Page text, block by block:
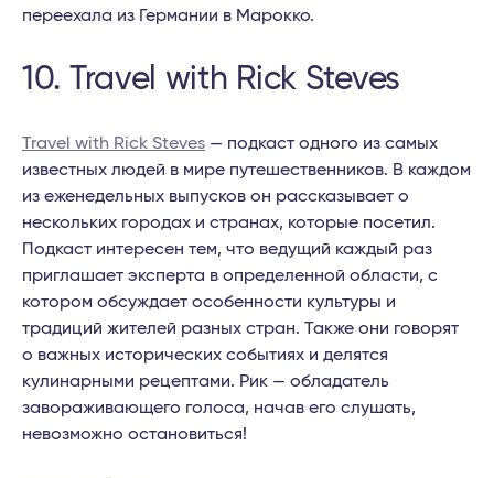
переехала из Германии в Марокко.
10. Travel with Rick Steves
Travel with Rick Steves — подкаст одного из самых
известных людей в мире путешественников. В каждом
из еженедельных выпусков он рассказывает о
нескольких городах и странах, которые посетил.
Подкаст интересен тем, что ведущий каждый раз
приглашает эксперта в определенной области, с
котором обсуждает особенности культуры и
традиций жителей разных стран. Также они говорят
о важных исторических событиях и делятся
кулинарными рецептами. Рик — обладатель
завораживающего голоса, начав его слушать,
невозможно остановиться!